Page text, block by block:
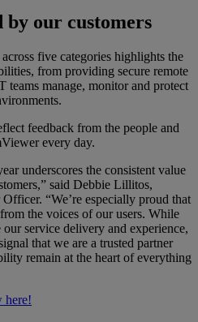
by our customers
five categories highlights the
from providing secure remote
teams manage, monitor and protect
feedback from the people and
every day.
underscores the consistent value
said Debbie Lillitos,
“We’re especially proud that
the voices of our users. While
service delivery and experience,
that we are a trusted partner
remain at the heart of everything
here!